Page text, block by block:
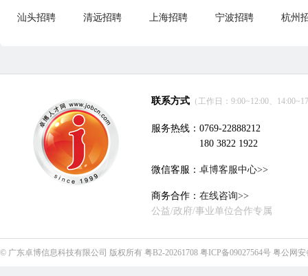
汕头招聘 清远招聘 上海招聘 宁波招聘 杭州
联系方式 （工作日：9:00~12:00、
服务热线：0769-22888212
180 3822 1922
微信客服： 卓博客服中心>>
商务合作： 在线咨询>>
公益/政府/事业单位合作专属
© 广东卓博信息科技有限公司 版权所有 粤B2-20261708 粤ICP备09027564号 粤公网安